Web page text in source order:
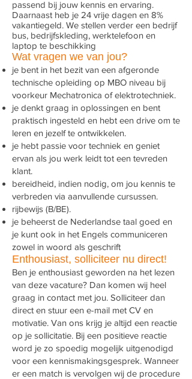
passend bij jouw kennis en ervaring.
Daarnaast heb je 24 vrije dagen en 8%
vakantiegeld. We stellen verder een bedrijf
bus, bedrijfskleding, werktelefoon en
laptop te beschikking
Wat vragen we van jou?
je bent in het bezit van een afgeronde
technische opleiding op MBO niveau bij
voorkeur Mechatronica of elektrotechniek.
je denkt graag in oplossingen en bent
praktisch ingesteld en hebt een drive om te
leren en jezelf te ontwikkelen.
je hebt passie voor techniek en geniet
ervan als jou werk leidt tot een tevreden
klant.
bereidheid, indien nodig, om jou kennis te
verbreden via aanvullende cursussen.
rijbewijs (B/BE).
je beheerst de Nederlandse taal goed en
je kunt ook in het Engels communiceren
zowel in woord als geschrift
Enthousiast, solliciteer nu direct!
Ben je enthousiast geworden na het lezen
van deze vacature? Dan komen wij heel
graag in contact met jou. Solliciteer dan
direct en stuur een e-mail met CV en
motivatie. Van ons krijg je altijd een reactie
op je sollicitatie. Bij een positieve reactie
word je zo spoedig mogelijk uitgenodigd
voor een kennismakingsgesprek. Wanneer
er een match is vervolgen wij de procedure